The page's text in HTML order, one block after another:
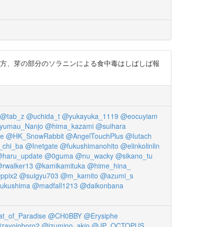
、芽の部分のソラニンによる食中毒はしばしば報
@tab_z @uchida_t @yukayuka_1119 @eocuyiam
@hima_kazami @suihara
@HK_SnowRabbit @AngelTouchPlus @Iutach
@Inetgate @fukushimanohito @elinkolinlin
@0guma @nu_wacky @sikano_tu
@kamikamituka @hime_hina_
@suigyu703 @m_kamito @azumi_s
@madfall1213 @daikonbana
@CH0BBY @Erysiphe